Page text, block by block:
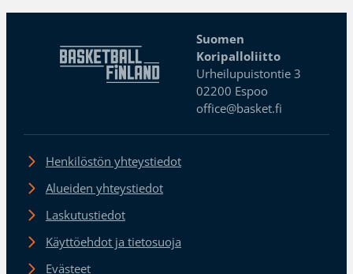
Suomen
Koripalloliitto
Urheilupuistontie 3
02200 Espoo
office@basket.fi
Henkilöstön yhteystiedot
Alueiden yhteystiedot
Laskutustiedot
Käyttöehdot ja tietosuoja
Evästeet